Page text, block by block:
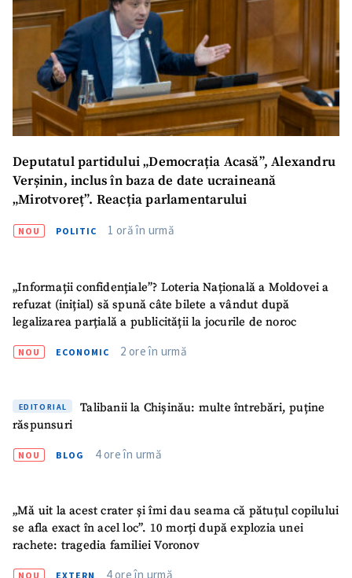
Deputatul partidului „Democrația Acasă”, Alexandru
Verșinin, inclus în baza de date ucraineană
„Mirotvoreț”. Reacția parlamentarului
NOU POLITIC 1 oră în urmă
„Informații confidențiale”? Loteria Națională a Moldovei a
refuzat (inițial) să spună câte bilete a vândut după
legalizarea parțială a publicității la jocurile de noroc
NOU ECONOMIC 2 ore în urmă
EDITORIAL
Talibanii la Chișinău: multe întrebări, puține
răspunsuri
NOU BLOG 4 ore în urmă
„Mă uit la acest crater și îmi dau seama că pătuțul copilului
se afla exact în acel loc”. 10 morți după explozia unei
rachete: tragedia familiei Voronov
NOU EXTERN 4 ore în urmă
ȘTIREA MEA
Titlu știre
+ Adaugă titlu